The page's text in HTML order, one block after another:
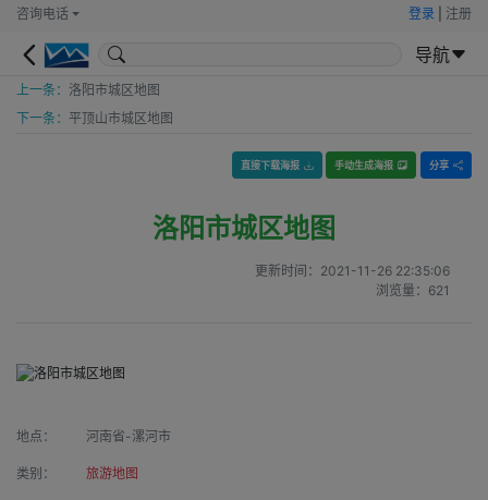
咨询电话 登录 注册
导航
上一条： 洛阳市城区地图
下一条： 平顶山市城区地图
直接下载海报 手动生成海报 分享
洛阳市城区地图
更新时间： 2021-11-26 22:35:06
浏览量： 621
地点： 河南省-漯河市
类别： 旅游地图